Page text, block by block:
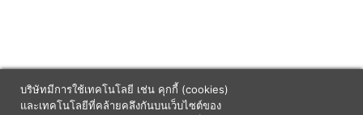
บริษัทมีการใช้เทคโนโลยี เช่น คุกกี้ (cookies)
และเทคโนโลยีที่คล้ายคลึงกันบนเว็บไซต์ของ